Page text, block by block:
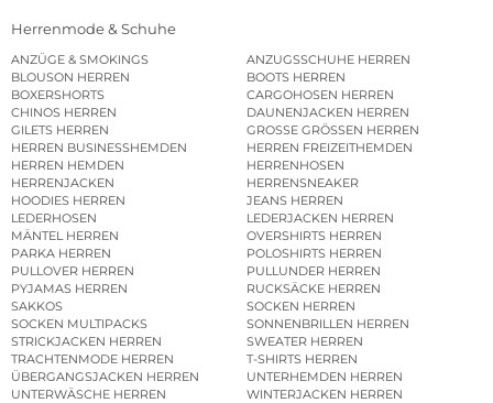
Herrenmode & Schuhe
ANZÜGE & SMOKINGS
ANZUGSSCHUHE HERREN
BLOUSON HERREN
BOOTS HERREN
BOXERSHORTS
CARGOHOSEN HERREN
CHINOS HERREN
DAUNENJACKEN HERREN
GILETS HERREN
GROSSE GRÖSSEN HERREN
HERREN BUSINESSHEMDEN
HERREN FREIZEITHEMDEN
HERREN HEMDEN
HERRENHOSEN
HERRENJACKEN
HERRENSNEAKER
HOODIES HERREN
JEANS HERREN
LEDERHOSEN
LEDERJACKEN HERREN
MÄNTEL HERREN
OVERSHIRTS HERREN
PARKA HERREN
POLOSHIRTS HERREN
PULLOVER HERREN
PULLUNDER HERREN
PYJAMAS HERREN
RUCKSÄCKE HERREN
SAKKOS
SOCKEN HERREN
SOCKEN MULTIPACKS
SONNENBRILLEN HERREN
STRICKJACKEN HERREN
SWEATER HERREN
TRACHTENMODE HERREN
T-SHIRTS HERREN
ÜBERGANGSJACKEN HERREN
UNTERHEMDEN HERREN
UNTERWÄSCHE HERREN
WINTERJACKEN HERREN